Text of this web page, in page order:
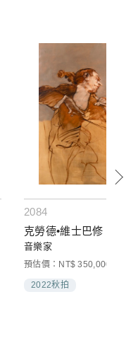
2084
克勞德•維士巴修
音樂家
預估價：NT$ 350,000-
2022秋拍